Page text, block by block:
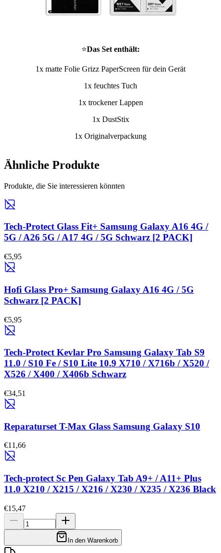
⭐Das Set enthält:
1x matte Folie Grizz PaperScreen für dein Gerät
1x feuchtes Tuch
1x trockener Lappen
1x DustStix
1x Originalverpackung
Ähnliche Produkte
Produkte, die Sie interessieren könnten
Tech-Protect Glass Fit+ Samsung Galaxy A16 4G /
5G / A26 5G / A17 4G / 5G Schwarz [2 PACK]
€5,95
Hofi Glass Pro+ Samsung Galaxy A16 4G / 5G
Schwarz [2 PACK]
€5,95
Tech-Protect Kevlar Pro Samsung Galaxy Tab S9
11.0 / S10 Fe / S10 Lite 10.9 X710 / X716b / X520 /
X526 / X400 / X406b Schwarz
€34,51
Reparaturset T-Max Glass Samsung Galaxy S10
€11,66
Tech-protect Sc Pen Galaxy Tab A9+ / A11+ Plus
11.0 X210 / X215 / X216 / X230 / X235 / X236 Black
€15,47
In den Warenkorb